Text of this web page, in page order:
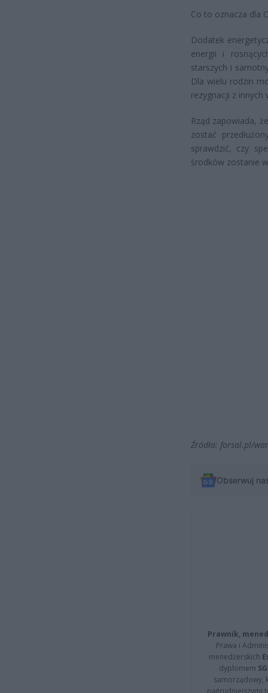
Co to oznacza dla
Dodatek
energii i
starszych i
Dla wielu rodzin
rezygnacji z innych
Rząd zapowiada,
zostać
sprawdzić, czy
środków zostanie
Źródła: forsal.pl/
Obserwuj
Prawnik,
Prawa i
menedżerskich
dyplomem
samorządowy,
najtrudniejszymi